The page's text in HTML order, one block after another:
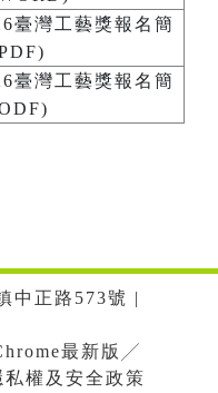
臺灣工藝獎報名簡
臺灣工藝獎報名簡
中正路573號 |
最新版╱
權及安全政策